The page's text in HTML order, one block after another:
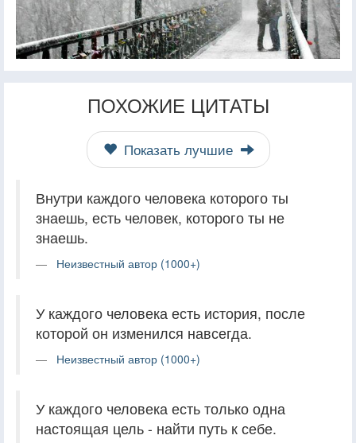
ПОХОЖИЕ ЦИТАТЫ
Показать лучшие
Внутри каждого человека которого ты
знаешь, есть человек, которого ты не
знаешь.
Неизвестный автор (1000+)
У каждого человека есть история, после
которой он изменился навсегда.
Неизвестный автор (1000+)
У каждого человека есть только одна
настоящая цель - найти путь к себе.